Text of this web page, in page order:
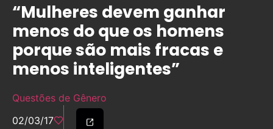
“Mulheres devem ganhar
menos do que os homens
porque são mais fracas e
menos inteligentes”
Questões de Gênero
02/03/17